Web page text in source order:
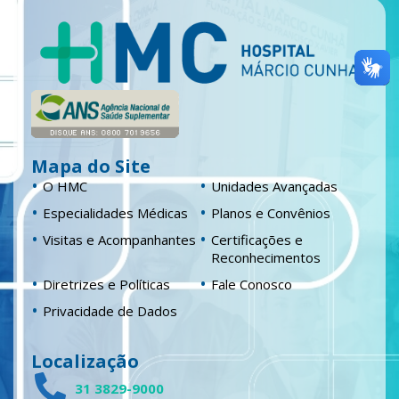
Mapa do Site
O HMC
Unidades Avançadas
Especialidades Médicas
Planos e Convênios
Visitas e Acompanhantes
Certificações e
Reconhecimentos
Diretrizes e Políticas
Fale Conosco
Privacidade de Dados
Localização
31 3829-9000